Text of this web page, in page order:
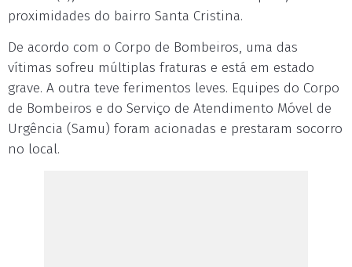
proximidades do bairro Santa Cristina.
De acordo com o Corpo de Bombeiros, uma das
vítimas sofreu múltiplas fraturas e está em estado
grave. A outra teve ferimentos leves. Equipes do Corpo
de Bombeiros e do Serviço de Atendimento Móvel de
Urgência (Samu) foram acionadas e prestaram socorro
no local.